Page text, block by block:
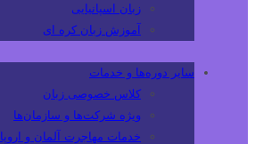
زبان اسپانیایی
آموزش زبان کره ای
سایر دوره‌ها و خدمات
کلاس خصوصی زبان
ویژه شرکت‌ها و سازمان‌ها
خدمات مهاجرت آلمان و اروپا